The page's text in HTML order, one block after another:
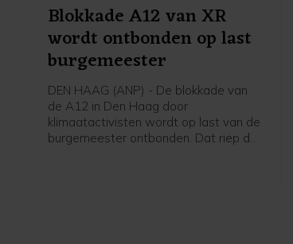
Blokkade A12 van XR
wordt ontbonden op last
burgemeester
DEN HAAG (ANP) - De blokkade van
de A12 in Den Haag door
klimaatactivisten wordt op last van de
burgemeester ontbonden. Dat riep de